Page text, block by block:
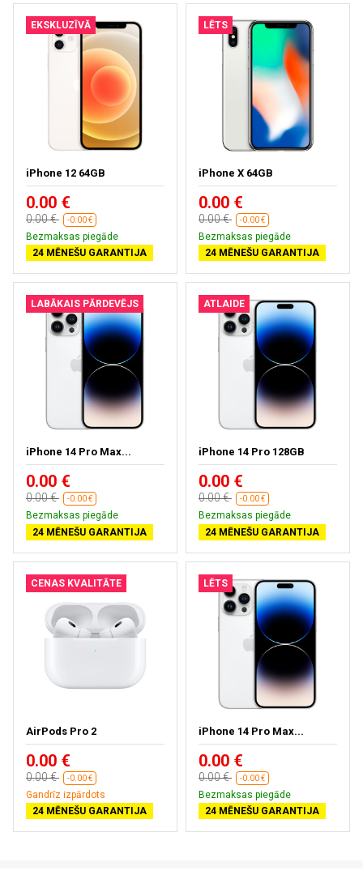
EKSKLUZĪVĀ
iPhone 12 64GB
0.00 €
0.00 € -0.00 €
Bezmaksas piegāde
24 MĒNEŠU GARANTIJA
LĒTS
iPhone X 64GB
0.00 €
0.00 € -0.00 €
Bezmaksas piegāde
24 MĒNEŠU GARANTIJA
LABĀKAIS PĀRDEVĒJS
iPhone 14 Pro Max...
0.00 €
0.00 € -0.00 €
Bezmaksas piegāde
24 MĒNEŠU GARANTIJA
ATLAIDE
iPhone 14 Pro 128GB
0.00 €
0.00 € -0.00 €
Bezmaksas piegāde
24 MĒNEŠU GARANTIJA
CENAS KVALITĀTE
AirPods Pro 2
0.00 €
0.00 € -0.00 €
Gandrīz izpārdots
24 MĒNEŠU GARANTIJA
LĒTS
iPhone 14 Pro Max...
0.00 €
0.00 € -0.00 €
Bezmaksas piegāde
24 MĒNEŠU GARANTIJA